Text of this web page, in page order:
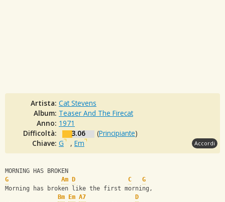
Artista: Cat Stevens
Album: Teaser And The Firecat
Anno: 1971
Difficoltà:
3.06 (Principiante)
Chiave: G , Em Accordi
MORNING HAS BROKEN
G
Am D C
G
Morning has broken like the first morning,
Bm
Em A7
D